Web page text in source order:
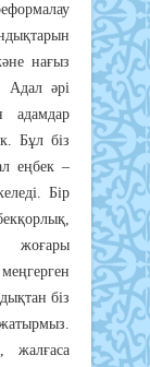
нағыз
Адал әрі
адамдар
Бұл біз
еңбек –
Бір
жоғары
біз
жалғаса